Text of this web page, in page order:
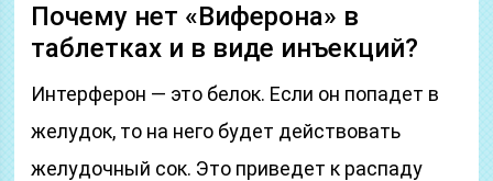
Почему нет «Виферона» в
таблетках и в виде инъекций?
Интерферон — это белок. Если он попадет в
желудок, то на него будет действовать
желудочный сок. Это приведет к распаду